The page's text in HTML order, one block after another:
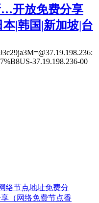
开放免费分享
本|韩国|新加坡|台
37.19.198.236-00